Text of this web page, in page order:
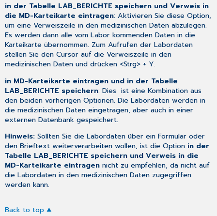
in der Tabelle LAB_BERICHTE speichern und Verweis in
die MD-Karteikarte eintragen: Aktivieren Sie diese Option,
um eine Verweiszeile in den medizinischen Daten abzulegen.
Es werden dann alle vom Labor kommenden Daten in die
Karteikarte übernommen. Zum Aufrufen der Labordaten
stellen Sie den Cursor auf die Verweiszeile in den
medizinischen Daten und drücken <Strg> + Y.
in MD-Karteikarte eintragen und in der Tabelle
LAB_BERICHTE speichern: Dies ist eine Kombination aus
den beiden vorherigen Optionen. Die Labordaten werden in
die medizinischen Daten eingetragen, aber auch in einer
externen Datenbank gespeichert.
Hinweis:Sollten Sie die Labordaten über ein Formular oder
den Brieftext weiterverarbeiten wollen, ist die Option in der
Tabelle LAB_BERICHTE speichern und Verweis in die
MD-Karteikarte eintragen nicht zu empfehlen, da nicht auf
die Labordaten in den medizinischen Daten zugegriffen
werden kann.
Back to top